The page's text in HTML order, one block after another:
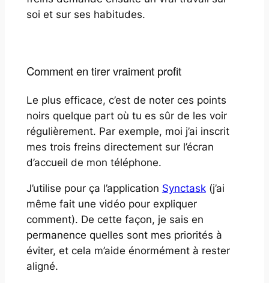
soi et sur ses habitudes.
Comment en tirer vraiment profit
Le plus efficace, c’est de noter ces points
noirs quelque part où tu es sûr de les voir
régulièrement. Par exemple, moi j’ai inscrit
mes trois freins directement sur l’écran
d’accueil de mon téléphone.
J’utilise pour ça l’application Synctask(j’ai
même fait une vidéo pour expliquer
comment). De cette façon, je sais en
permanence quelles sont mes priorités à
éviter, et cela m’aide énormément à rester
aligné.